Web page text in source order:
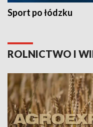
Sport po łódzku
ROLNICTWO I